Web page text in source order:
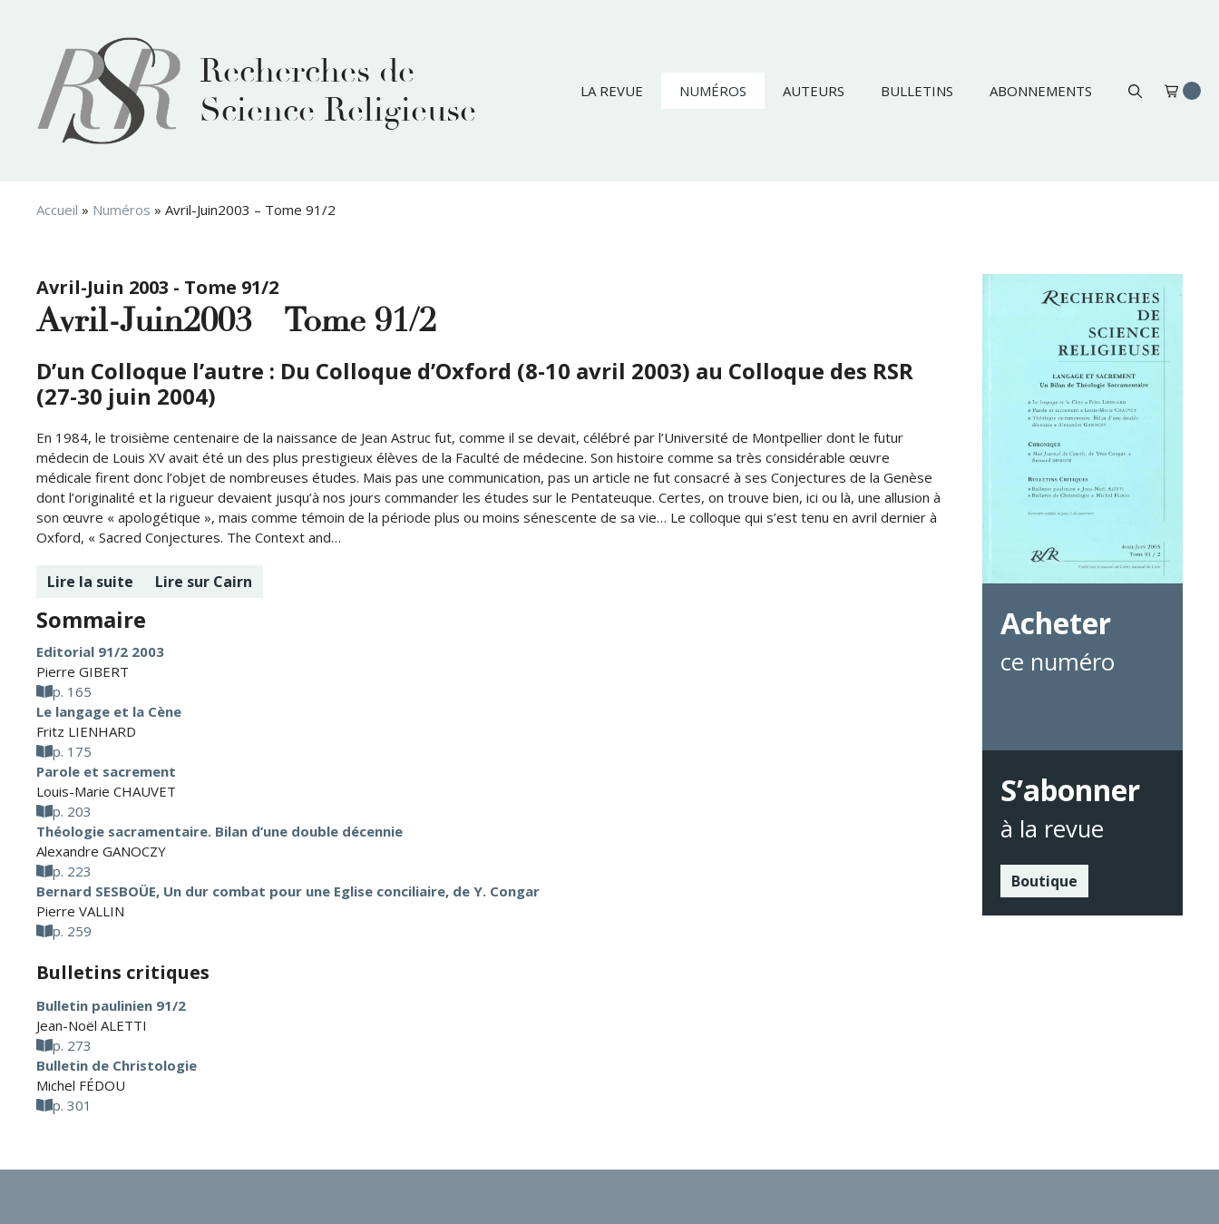
Recherches de
Science Religieuse
LA REVUE NUMÉROS AUTEURS BULLETINS ABONNEMENTS
Accueil » Numéros » Avril-Juin2003 – Tome 91/2
Avril-Juin 2003 - Tome 91/2
Avril-Juin2003 – Tome 91/2
D’un Colloque l’autre : Du Colloque d’Oxford (8-10 avril 2003) au Colloque des RSR
(27-30 juin 2004)
En 1984, le troisième centenaire de la naissance de Jean Astruc fut, comme il se devait, célébré par l’Université de Montpellier dont le futur
médecin de Louis XV avait été un des plus prestigieux élèves de la Faculté de médecine. Son histoire comme sa très considérable œuvre
médicale firent donc l’objet de nombreuses études. Mais pas une communication, pas un article ne fut consacré à ses Conjectures de la Genèse
dont l’originalité et la rigueur devaient jusqu’à nos jours commander les études sur le Pentateuque. Certes, on trouve bien, ici ou là, une allusion à
son œuvre « apologétique », mais comme témoin de la période plus ou moins sénescente de sa vie… Le colloque qui s’est tenu en avril dernier à
Oxford, « Sacred Conjectures. The Context and…
Lire la suite Lire sur Cairn
Sommaire
Editorial 91/2 2003
Pierre GIBERT
p. 165
Le langage et la Cène
Fritz LIENHARD
p. 175
Parole et sacrement
Louis-Marie CHAUVET
p. 203
Théologie sacramentaire. Bilan d’une double décennie
Alexandre GANOCZY
p. 223
Bernard SESBOÜE, Un dur combat pour une Eglise conciliaire, de Y. Congar
Pierre VALLIN
p. 259
Bulletins critiques
Bulletin paulinien 91/2
Jean-Noël ALETTI
p. 273
Bulletin de Christologie
Michel FÉDOU
p. 301
Acheter
ce numéro
S’abonner
à la revue
Boutique